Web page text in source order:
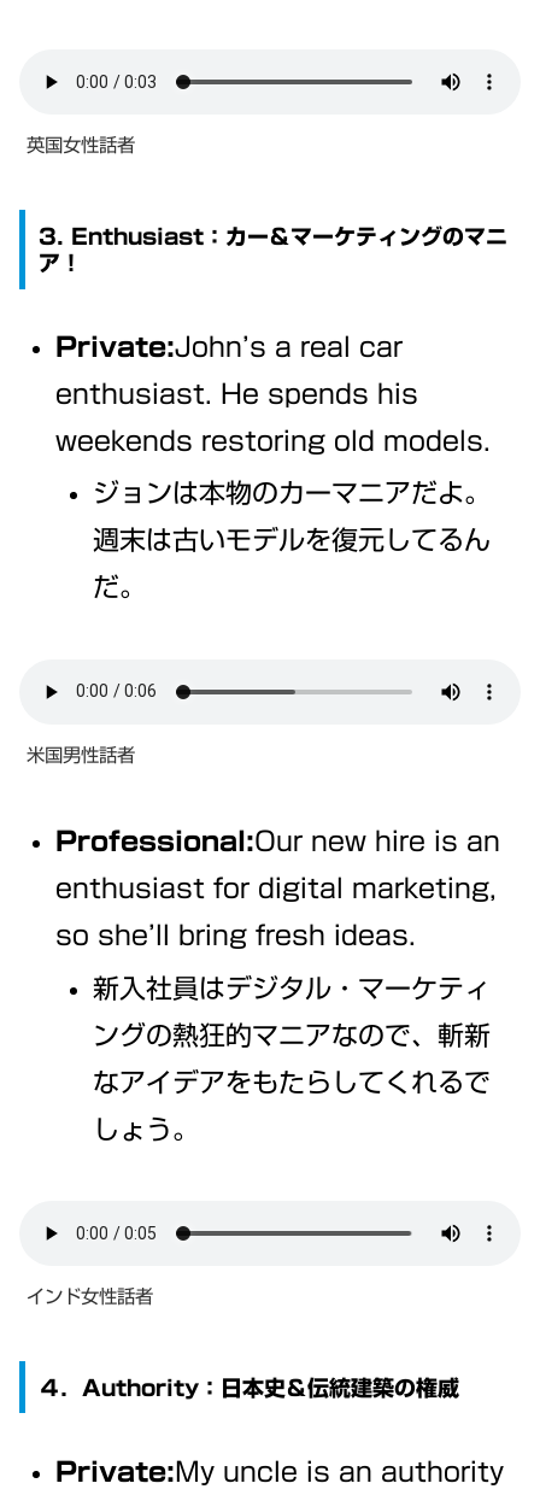
英国女性話者
3. Enthusiast：カー＆マーケティングのマニ
ア！
Private:John’s a real car
enthusiast. He spends his
weekends restoring old models.
ジョンは本物のカーマニアだよ。
週末は古いモデルを復元してるん
だ。
米国男性話者
Professional:Our new hire is an
enthusiast for digital marketing,
so she’ll bring fresh ideas.
新入社員はデジタル・マーケティ
ングの熱狂的マニアなので、斬新
なアイデアをもたらしてくれるで
しょう。
インド女性話者
４．Authority：日本史＆伝統建築の権威
Private:My uncle is an authority